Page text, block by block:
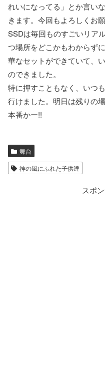
れいになってる」とか言い
きます。今回もよろしくお願
SSDは毎回ものすごいリア
つ場所をどこかもわからず
華なセットができていて、
のできました。
特に押すこともなく、いつ
行けました。明日は残りの
本番かー!!
舞台
神の風にふれた子供達
スポ